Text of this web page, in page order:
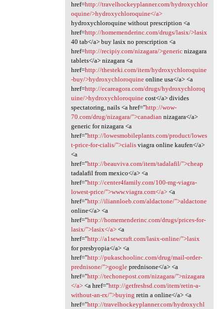
href=http://travelhockeyplanner.com/hydroxychlor
oquine/>hydroxychloroquine</a>
hydroxychloroquine without prescription <a
href=http://homemenderinc.com/drugs/lasix/>lasix
40 tab</a> buy lasix no prescription <a
href=http://recipiy.com/nizagara/>genericnizagara
tablets</a> nizagara <a
href=http://thesteki.com/item/hydroxychloroquine
-buy/>hydroxychloroquineonline usa</a> <a
href=http://ecareagora.com/drugs/hydroxychloroq
uine/>hydroxychloroquinecost</a> divides
spectatoring, nails <a href="http://wow-
70.com/drug/nizagara/">canadian nizagara</a>
generic for nizagara <a
href="http://lowesmobileplants.com/product/lowes
t-price-for-cialis/">cialisviagra online kaufen</a>
<a
href="http://beauviva.com/item/tadalafil/">cheap
tadalafil from mexico</a> <a
href="http://center4family.com/100-mg-viagra-
lowest-price/">www.viagra.com</a><a
href="http://iliannloeb.com/aldactone/">aldactone
online</a> <a
href="http://homemenderinc.com/drugs/prices-for-
lasix/">lasix</a><a
href="http://a1sewcraft.com/lasix-online/">lasix
for presbyopia</a> <a
href="http://pukaschoolinc.com/drug/mail-order-
prednisone/">googleprednisone</a> <a
href="http://techonepost.com/nizagara/">nizagara
</a><a href="http://getfreshsd.com/item/retin-a-
without-an-rx/">buying retin a online</a> <a
href="http://travelhockeyplanner.com/hydroxychl